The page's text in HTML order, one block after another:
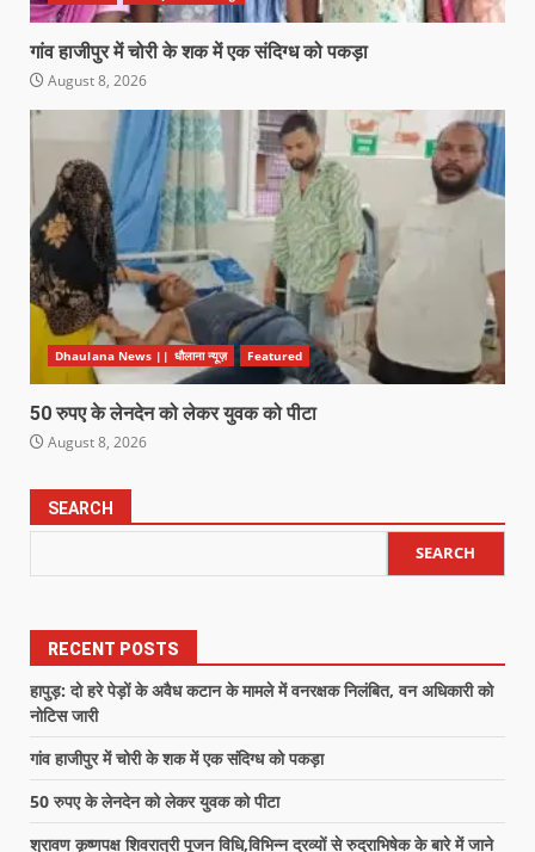
गांव हाजीपुर में चोरी के शक में एक संदिग्ध को पकड़ा
August 8, 2026
Dhaulana News || धौलाना न्यूज़ Featured
50 रुपए के लेनदेन को लेकर युवक को पीटा
August 8, 2026
SEARCH
SEARCH
RECENT POSTS
हापुड़: दो हरे पेड़ों के अवैध कटान के मामले में वनरक्षक निलंबित, वन अधिकारी को
नोटिस जारी
गांव हाजीपुर में चोरी के शक में एक संदिग्ध को पकड़ा
50 रुपए के लेनदेन को लेकर युवक को पीटा
श्रावण कृष्णपक्ष शिवरात्री पूजन विधि,विभिन्न द्रव्यों से रुद्राभिषेक के बारे में जाने